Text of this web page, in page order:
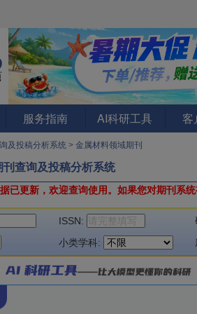
服务指南 AI科研工具 客
及投稿分析系统 > 金属材料领域期刊
查询及投稿分析系统
已更新，欢迎查询使用。 如果您对期刊系
ISSN:
小类学科: